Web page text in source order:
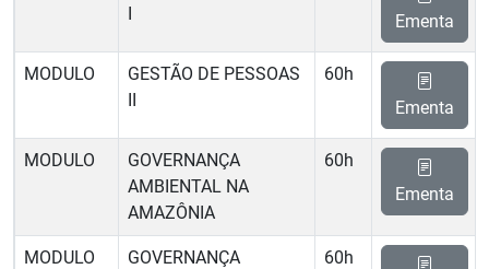
I
Ementa
MODULO
GESTÃO DE PESSOAS
II
60h
Ementa
MODULO
GOVERNANÇA
AMBIENTAL NA
AMAZÔNIA
60h
Ementa
MODULO
GOVERNANÇA
60h